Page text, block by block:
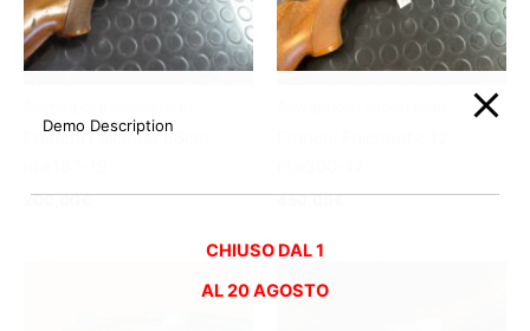
Franchi Falconet 66cm
200,00€ 450,00€
Demo Description
CHIUSO DAL 1
AL20 AGOSTO